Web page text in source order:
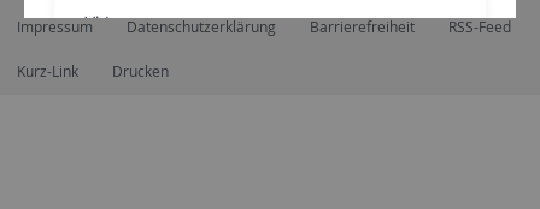
Impressum Datenschutzerklärung Barrierefreiheit RSS-Feed
Kurz-Link Drucken
Videos